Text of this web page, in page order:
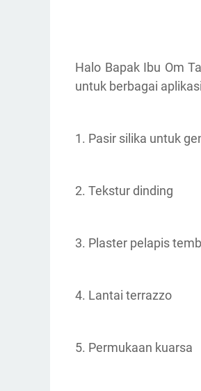
Halo Bapak Ibu Om
untuk berbagai
1. Pasir silika untuk
2. Tekstur dinding
3. Plaster pelapis
4. Lantai terrazzo
5. Permukaan kuarsa